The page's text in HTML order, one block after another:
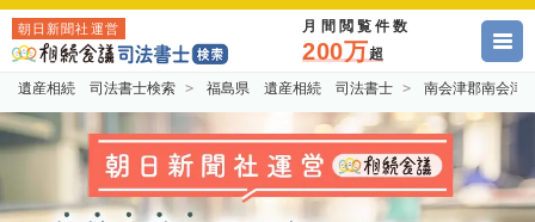
朝日新聞社運営 月間閲覧件数
200万超
遺産相続 司法書士検索 福島県 遺産相続 司法書士 南会津郡南会